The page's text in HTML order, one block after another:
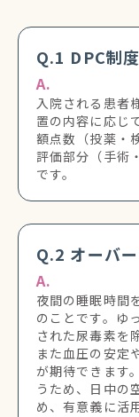
Q.1 DPC制
A.
入院される患者
置の内容に応じ
額点数（投薬・
評価部分（手術
です。
Q.2 オーバ
A.
夜間の睡眠時間
のことです。ゆ
された尿毒素を
また血圧の安定
が期待できます
うため、日中の
め、有意義に活